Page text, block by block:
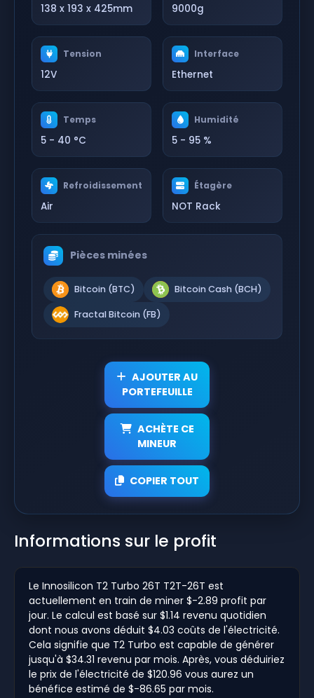
138 x 193 x 425mm 9000g
Tension
12V
Interface
Ethernet
Temps
5 - 40 °C
Humidité
5 - 95 %
Refroidissement
Air
Étagère
NOT Rack
Pièces minées
Bitcoin (BTC) Bitcoin Cash (BCH)
Fractal Bitcoin (FB)
AJOUTER AU
PORTEFEUILLE
ACHÈTE CE
MINEUR
COPIER TOUT
Informations sur le profit
Le Innosilicon T2 Turbo 26T T2T-26T est
actuellement en train de miner $-2.89 profit par
jour. Le calcul est basé sur $1.14 revenu quotidien
dont nous avons déduit $4.03 coûts de l'électricité.
Cela signifie que T2 Turbo est capable de générer
jusqu'à $34.31 revenu par mois. Après, vous déduiriez
le prix de l'électricité de $120.96 vous aurez un
bénéfice estimé de $-86.65 par mois.